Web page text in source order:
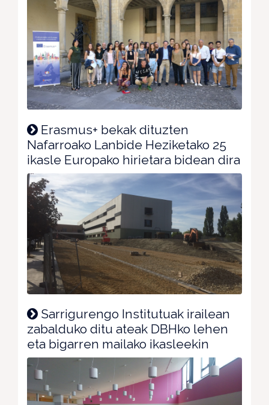
Erasmus+ bekak dituzten
Nafarroako Lanbide Heziketako 25
ikasle Europako hirietara bidean dira
Sarrigurengo Institutuak irailean
zabalduko ditu ateak DBHko lehen
eta bigarren mailako ikasleekin